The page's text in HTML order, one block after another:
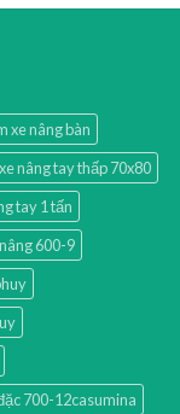
xe nâng bàn
nâng tay thấp 70x80
tay 1 tấn
600-9
700-12casumina